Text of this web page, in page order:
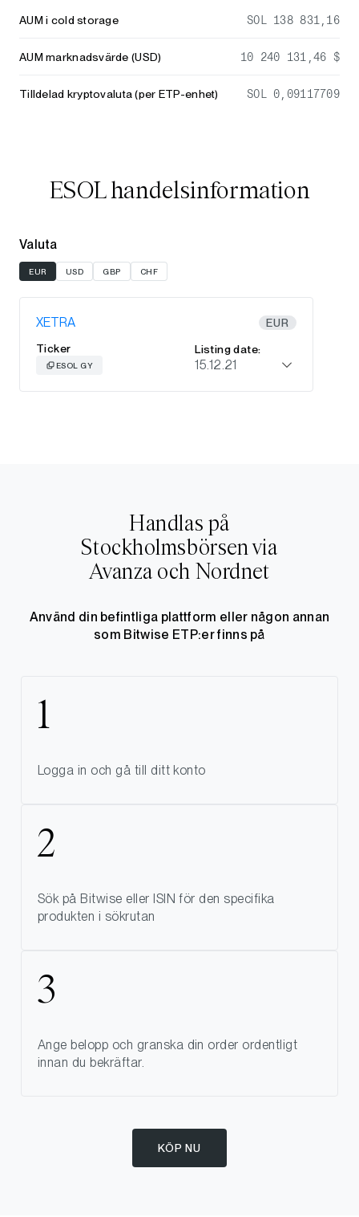
AUM i cold storage SOL 138 831,16
AUM marknadsvärde (USD) 10 240 131,46 $
Tilldelad kryptovaluta (per ETP-enhet) SOL 0,09117709
ESOL handelsinformation
Valuta
EUR USD GBP CHF
XETRA
EUR
Ticker
ESOL GY
Listing date:
15.12.21
Handlas på
Stockholmsbörsen via
Avanza och Nordnet
Använd din befintliga plattform eller någon annan
som Bitwise ETP:er finns på
Logga in och gå till ditt konto
Sök på Bitwise eller ISIN för den specifika
produkten i sökrutan
Ange belopp och granska din order ordentligt
innan du bekräftar.
KÖP NU